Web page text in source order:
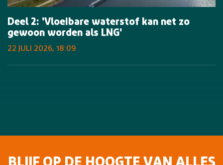
Deel 2: 'Vloeibare waterstof kan net zo
gewoon worden als LNG'
22 JULI 2026, 18:09